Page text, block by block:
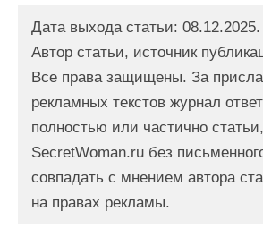
Дата выхода статьи: 08.12.2025.
Автор статьи, источник
Все права защищены. За
рекламных текстов журнал
полностью или частично
SecretWoman.ru без
совпадать с мнением автора
на правах рекламы.